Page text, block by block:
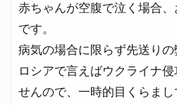
赤ちゃんが空腹で泣く場合
です。
病気の場合に限らず先送りの
ロシアで言えばウクライナ
せんので、一時的目くらま